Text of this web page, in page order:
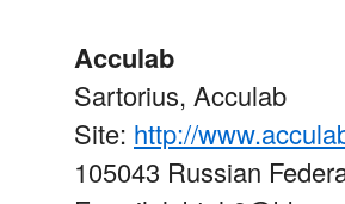
Acculab
Sartorius, Acculab
Site: http://
105043 Russian